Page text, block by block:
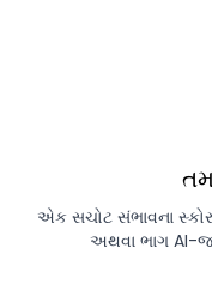
એક સચોટ સંભાવના
અથવા ભાગ AI-